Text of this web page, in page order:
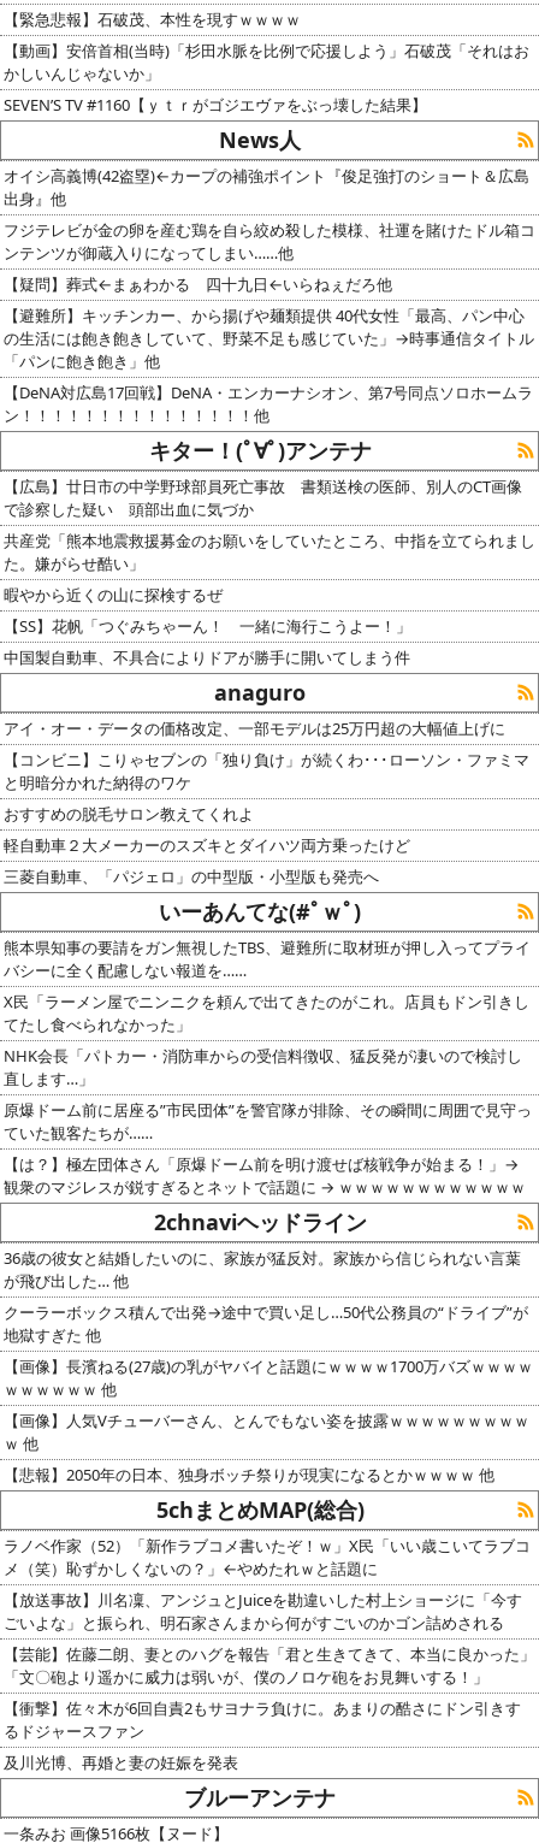
【緊急悲報】石破茂、本性を現すｗｗｗｗ
【動画】安倍首相(当時)「杉田水脈を比例で応援しよう」石破茂「それはお
かしいんじゃないか」
SEVEN’S TV #1160【ｙｔｒがゴジエヴァをぶっ壊した結果】
News人
オイシ高義博(42盗塁)←カープの補強ポイント『俊足強打のショート＆広島
出身』他
フジテレビが金の卵を産む鶏を自ら絞め殺した模様、社運を賭けたドル箱コ
ンテンツが御蔵入りになってしまい……他
【疑問】葬式←まぁわかる 四十九日←いらねぇだろ他
【避難所】キッチンカー、から揚げや麺類提供 40代女性「最高、パン中心
の生活には飽き飽きしていて、野菜不足も感じていた」→時事通信タイトル
「パンに飽き飽き」他
【DeNA対広島17回戦】DeNA・エンカーナシオン、第7号同点ソロホームラ
ン！！！！！！！！！！！！！！！他
キター！(ﾟ∀ﾟ)アンテナ
【広島】廿日市の中学野球部員死亡事故 書類送検の医師、別人のCT画像
で診察した疑い 頭部出血に気づか
共産党「熊本地震救援募金のお願いをしていたところ、中指を立てられまし
た。嫌がらせ酷い」
暇やから近くの山に探検するぜ
【SS】花帆「つぐみちゃーん！ 一緒に海行こうよー！」
中国製自動車、不具合によりドアが勝手に開いてしまう件
anaguro
アイ・オー・データの価格改定、一部モデルは25万円超の大幅値上げに
【コンビニ】こりゃセブンの「独り負け」が続くわ･･･ローソン・ファミマ
と明暗分かれた納得のワケ
おすすめの脱毛サロン教えてくれよ
軽自動車２大メーカーのスズキとダイハツ両方乗ったけど
三菱自動車、「パジェロ」の中型版・小型版も発売へ
いーあんてな(#ﾟｗﾟ)
熊本県知事の要請をガン無視したTBS、避難所に取材班が押し入ってプライ
バシーに全く配慮しない報道を……
X民「ラーメン屋でニンニクを頼んで出てきたのがこれ。店員もドン引きし
てたし食べられなかった」
NHK会長「パトカー・消防車からの受信料徴収、猛反発が凄いので検討し
直します…」
原爆ドーム前に居座る”市民団体”を警官隊が排除、その瞬間に周囲で見守っ
ていた観客たちが……
【は？】極左団体さん「原爆ドーム前を明け渡せば核戦争が始まる！」→
観衆のマジレスが鋭すぎるとネットで話題に → ｗｗｗｗｗｗｗｗｗｗｗｗ
2chnaviヘッドライン
36歳の彼女と結婚したいのに、家族が猛反対。家族から信じられない言葉
が飛び出した… 他
クーラーボックス積んで出発→途中で買い足し…50代公務員の“ドライブ”が
地獄すぎた 他
【画像】長濱ねる(27歳)の乳がヤバイと話題にｗｗｗｗ1700万バズｗｗｗｗ
ｗｗｗｗｗｗ 他
【画像】人気Vチューバーさん、とんでもない姿を披露ｗｗｗｗｗｗｗｗｗ
ｗ 他
【悲報】2050年の日本、独身ボッチ祭りが現実になるとかｗｗｗｗ 他
5chまとめMAP(総合)
ラノベ作家（52）「新作ラブコメ書いたぞ！ｗ」X民「いい歳こいてラブコ
メ（笑）恥ずかしくないの？」←やめたれｗと話題に
【放送事故】川名凜、アンジュとJuiceを勘違いした村上ショージに「今す
ごいよな」と振られ、明石家さんまから何がすごいのかゴン詰めされる
【芸能】佐藤二朗、妻とのハグを報告「君と生きてきて、本当に良かった」
「文〇砲より遥かに威力は弱いが、僕のノロケ砲をお見舞いする！」
【衝撃】佐々木が6回自責2もサヨナラ負けに。あまりの酷さにドン引きす
るドジャースファン
及川光博、再婚と妻の妊娠を発表
ブルーアンテナ
一条みお 画像5166枚【ヌード】